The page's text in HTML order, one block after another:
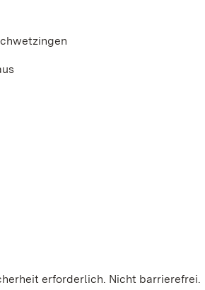
erforderlich. Nicht barrierefrei.